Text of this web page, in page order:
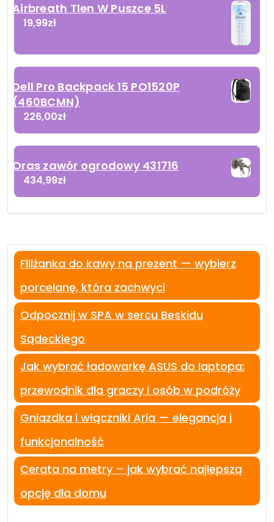
Airbreath Tlen W Puszce 5L
19,99zł
Dell Pro Backpack 15 PO1520P
(460BCMN)
226,00zł
Oras zawór ogrodowy 431716
434,99zł
Filiżanka do kawy na prezent — wybierz
porcelanę, która zachwyci
Odpocznij w SPA w sercu Beskidu
Sądeckiego
Jak wybrać ładowarkę ASUS do laptopa:
przewodnik dla graczy i osób w podróży
Gniazdka i włączniki Aria — elegancja i
funkcjonalność
Cerata na metry – jak wybrać najlepszą
opcję dla domu